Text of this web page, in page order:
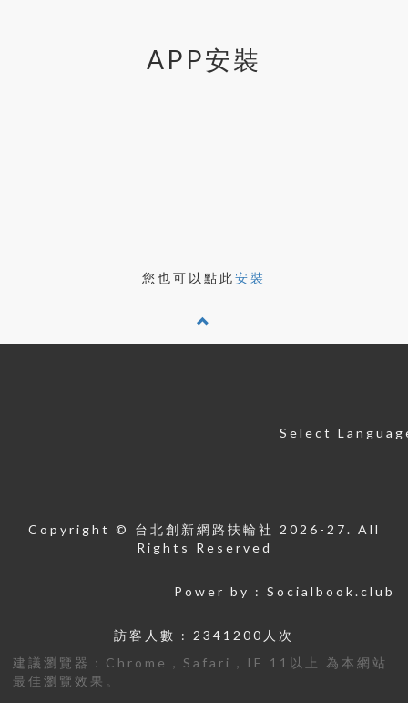
APP安裝
您也可以點此安裝
Select
Copyright © 台北創新網路扶輪社 2026-27. All
Rights Reserved
Power by : Socialbook.club
訪客人數 : 2341200人次
建議瀏覽器：Chrome，Safari，IE 11以上 為本網站
最佳瀏覽效果。